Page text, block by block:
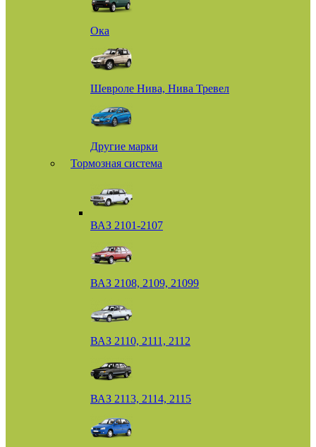
Ока
Шевроле Нива, Нива Тревел
Другие марки
Тормозная система
ВАЗ 2101-2107
ВАЗ 2108, 2109, 21099
ВАЗ 2110, 2111, 2112
ВАЗ 2113, 2114, 2115